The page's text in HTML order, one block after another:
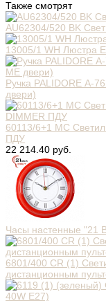
Также смотрят
AU62304/520 BK
13005/1 WH Люстра
Ручка PALIDORE А-
двери)
60113/6+1 МС
ПДУ
22 214.40 руб.
Часы настенные "21
6801/400 CR (1)
дистанционным